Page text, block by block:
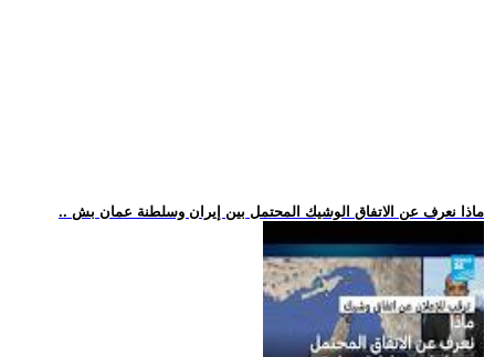
.. ماذا نعرف عن الاتفاق الوشيك المحتمل بين إيران وسلطنة عمان بش